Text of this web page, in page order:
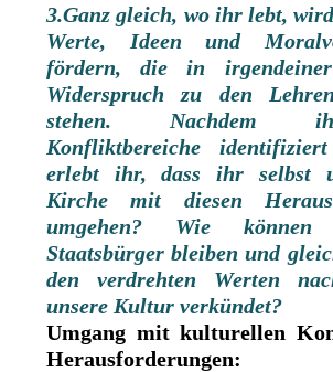
3.Ganz gleich, wo ihr lebt,
Werte, Ideen und
fördern, die in
Widerspruch zu den
stehen. Nachdem
Konfliktbereiche
erlebt ihr, dass ihr selbst
Kirche mit diesen
umgehen? Wie
Staatsbürger bleiben und
den verdrehten Werten
unsere Kultur verkündet?
Umgang mit kulturellen
Herausforderungen: